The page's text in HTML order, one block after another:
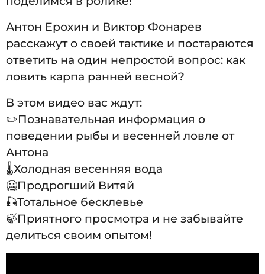
Антон Ерохин и Виктор Фонарев
расскажут о своей тактике и постараются
ответить на один непростой вопрос: как
ловить карпа ранней весной?
В этом видео вас ждут:
✏️Познавательная информация о
поведении рыбы и весенней ловле от
Антона
🌡Холодная весенняя вода
🥶Продрогший Витяй
🎣Тотальное бесклевье
🍃Приятного просмотра и не забывайте
делиться своим опытом!